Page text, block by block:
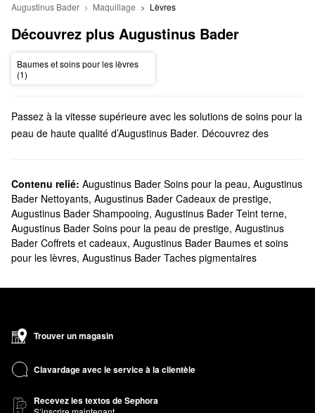
Augustinus Bader Maquillage Lèvres
Découvrez plus Augustinus Bader
Baumes et soins pour les lèvres
(1)
Passez à la vitesse supérieure avec les solutions de soins pour la
peau de haute qualité d’Augustinus Bader. Découvrez des
marque fondée par le professeur, scientifique et médecin
d’origine allemande Augustinus Bader.
Est-ce que Sephora vend les produits Augustinus Bader?
Vous trouverez une variété d’essentiels desoins pour la
peauAugustinus Bader chez Sephora. Côtéhydratants , nous
proposons des formules novatrices pour atténuer les ridules, les
rougeurs, les taches pigmentaires, la peau grasse et bien plus
Vous cherchez des produits pour les
chevelu Augustinus Bader.
Augustinus Bader?
Contenu relié: Augustinus Bader Soins pour la peau, Augustinus
Bader Nettoyants, Augustinus Bader Cadeaux de prestige,
Augustinus Bader Shampooing, Augustinus Bader Teint terne,
Augustinus Bader Soins pour la peau de prestige, Augustinus
Bader Coffrets et cadeaux, Augustinus Bader Baumes et soins
pour les lèvres, Augustinus Bader Taches pigmentaires
Trouver un magasin
Clavardage avec le service à la clientèle
Recevez les textos de Sephora